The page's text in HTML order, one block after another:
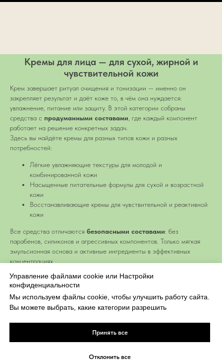
Служба заботы
Кремы для лица — для сухой, жирной и
чувствительной кожи
Крем завершает ритуал очищения и тонизации — именно он
закрепляет результат и даёт коже то, в чём она нуждается:
увлажнение, питание или защиту. В этой категории собраны
средства с продуманными составами , где каждый компонент
работает на решение конкретных задач.
Здесь вы найдёте кремы для разных типов кожи и разных
потребностей:
Лёгкие увлажняющие текстуры для молодой и
комбинированной кожи
Насыщенные питательные формулы для сухой и возрастной
кожи
Восстанавливающие кремы для чувствительной и реактивной
кожи
Все средства отличаются безопасными составами: без
парабенов, силиконов и агрессивных компонентов. Только мягкая
эмульсионная основа и активные ингредиенты в эффективных
концентрациях.
Следите за нами в социальных сетях
Управление файлами cookie или Настройки
конфиденциальности
Мы используем файлы cookie, чтобы улучшить работу сайта.
Вы можете выбрать, какие категории разрешить
Принять все
Отклонить все